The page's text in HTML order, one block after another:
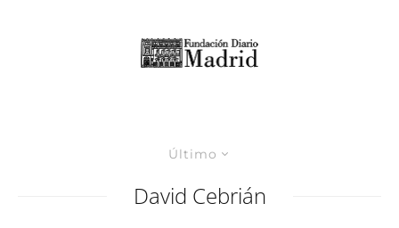
Último
David Cebrián